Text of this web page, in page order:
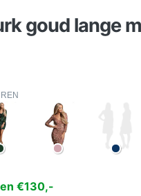
goud lange
€130,-